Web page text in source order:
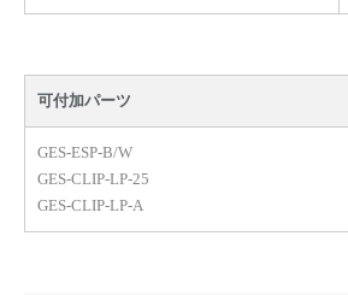
可付加パーツ
GES-ESP-B/W
GES-CLIP-LP-25
GES-CLIP-LP-A